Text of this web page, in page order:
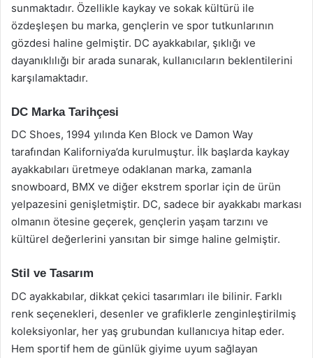
sunmaktadır. Özellikle kaykay ve sokak kültürü ile
özdeşleşen bu marka, gençlerin ve spor tutkunlarının
gözdesi haline gelmiştir. DC ayakkabılar, şıklığı ve
dayanıklılığı bir arada sunarak, kullanıcıların beklentilerini
karşılamaktadır.
DC Marka Tarihçesi
DC Shoes, 1994 yılında Ken Block ve Damon Way
tarafından Kaliforniya’da kurulmuştur. İlk başlarda kaykay
ayakkabıları üretmeye odaklanan marka, zamanla
snowboard, BMX ve diğer ekstrem sporlar için de ürün
yelpazesini genişletmiştir. DC, sadece bir ayakkabı markası
olmanın ötesine geçerek, gençlerin yaşam tarzını ve
kültürel değerlerini yansıtan bir simge haline gelmiştir.
Stil ve Tasarım
DC ayakkabılar, dikkat çekici tasarımları ile bilinir. Farklı
renk seçenekleri, desenler ve grafiklerle zenginleştirilmiş
koleksiyonlar, her yaş grubundan kullanıcıya hitap eder.
Hem sportif hem de günlük giyime uyum sağlayan